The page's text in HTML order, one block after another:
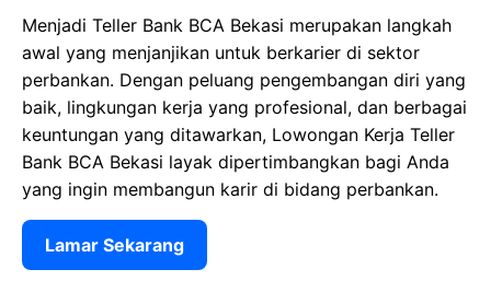
Menjadi Teller Bank BCA Bekasi merupakan langkah
awal yang menjanjikan untuk berkarier di sektor
perbankan. Dengan peluang pengembangan diri yang
baik, lingkungan kerja yang profesional, dan berbagai
keuntungan yang ditawarkan, Lowongan Kerja Teller
Bank BCA Bekasi layak dipertimbangkan bagi Anda
yang ingin membangun karir di bidang perbankan.
Lamar Sekarang